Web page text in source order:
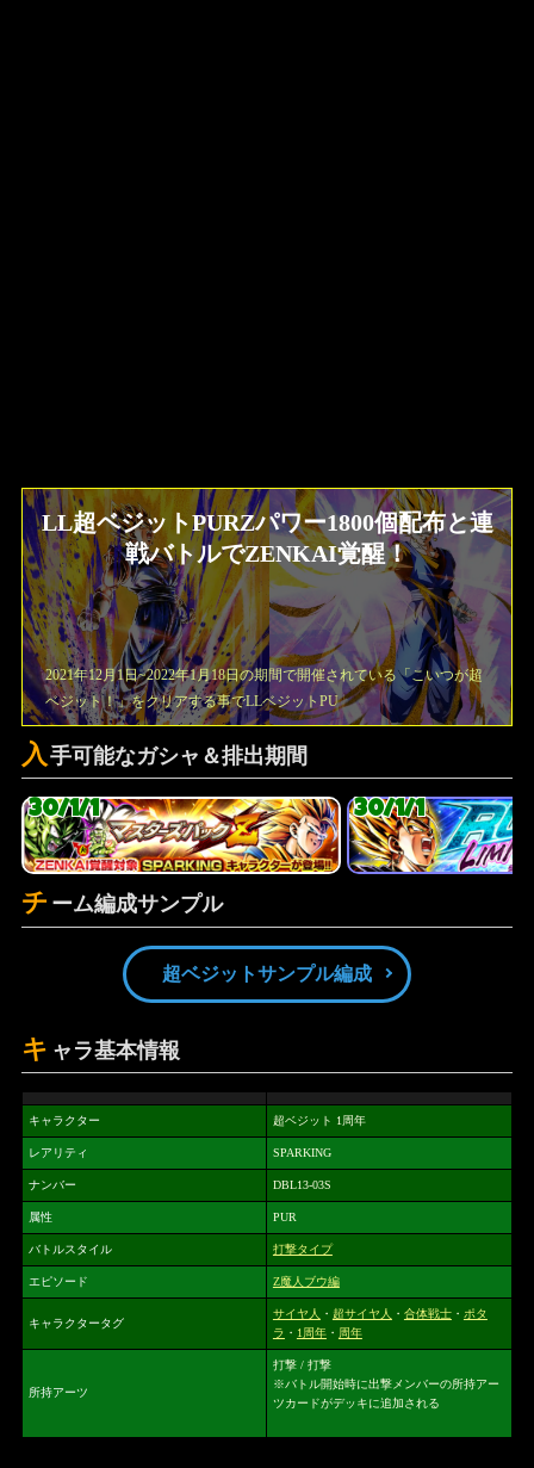
LL超ベジットPURZパワー1800個配布と連
戦バトルでZENKAI覚醒！
2021年12月1日~2022年1月18日の期間で開催されている「こいつが超
ベジット！」をクリアする事でLLベジットPU
入 手可能なガシャ＆排出期間
30/1/1 30/1/1
チ ーム編成サンプル
超ベジットサンプル編成
キ ャラ基本情報
キャラクター 超ベジット 1周年
レアリティ SPARKING
ナンバー DBL13-03S
属性 PUR
バトルスタイル 打撃タイプ
エピソード Z魔人ブウ編
キャラクタータグ
サイヤ人 ・ 超サイヤ人 ・ 合体戦士・ ポタ
ラ ・ 1周年・ 周年
所持アーツ
打撃 / 打撃
※バトル開始時に出撃メンバーの所持アー
ツカードがデッキに追加される